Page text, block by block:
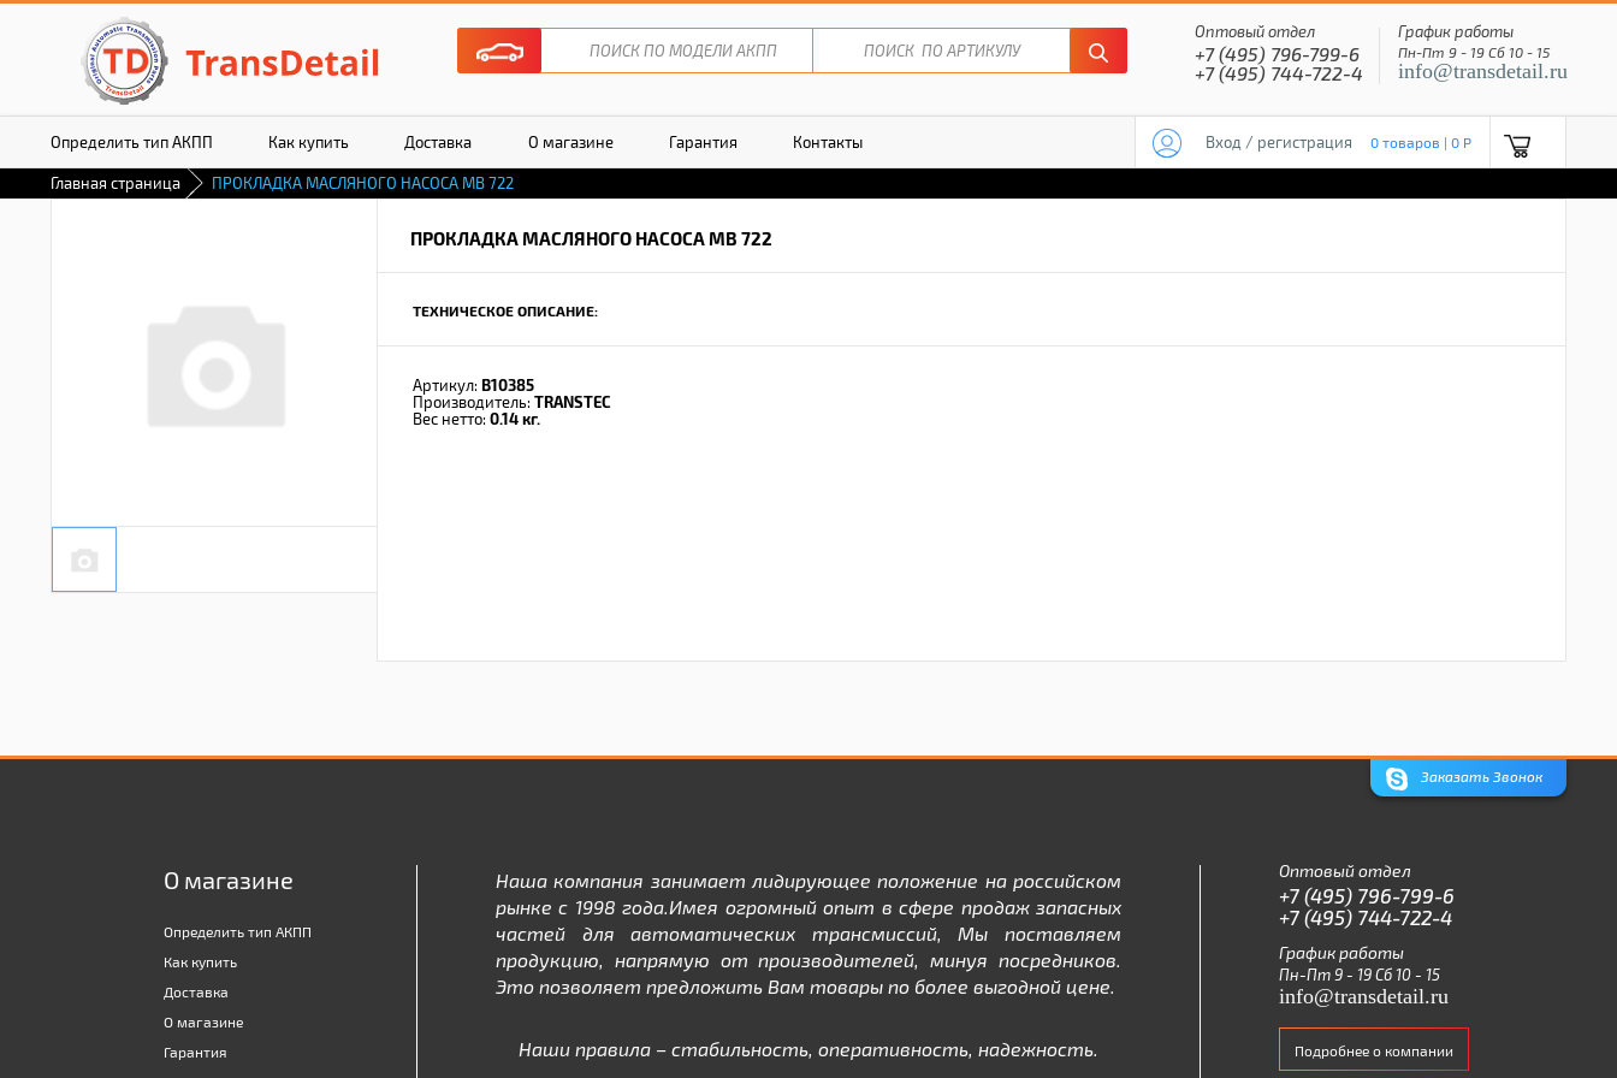
Оптовый отдел
+7 (495) 796-799-6
+7 (495) 744-722-4
График работы
Пн-Пт 9 - 19 Сб 10 - 15
info@transdetail.ru
Определить тип АКПП Как купить Доставка О магазине Гарантия Контакты Вход / регистрация 0 товаров | 0 P
Главная страница ПРОКЛАДКА МАСЛЯНОГО НАСОСА MB 722
ПРОКЛАДКА МАСЛЯНОГО НАСОСА MB 722
ТЕХНИЧЕСКОЕ ОПИСАНИЕ:
Артикул: B10385
Производитель: TRANSTEC
Вес нетто: 0.14 кг.
Заказать Звонок
О магазине
Определить тип АКПП
Как купить
Доставка
О магазине
Гарантия
Наша компания занимает лидирующее положение на российском
рынке с 1998 года.Имея огромный опыт в сфере продаж запасных
частей для автоматических трансмиссий, Мы поставляем
продукцию, напрямую от производителей, минуя посредников.
Это позволяет предложить Вам товары по более выгодной цене.
Наши правила – стабильность, оперативность, надежность.
Оптовый отдел
+7 (495) 796-799-6
+7 (495) 744-722-4
График работы
Пн-Пт 9 - 19 Сб 10 - 15
info@transdetail.ru
Подробнее о компании